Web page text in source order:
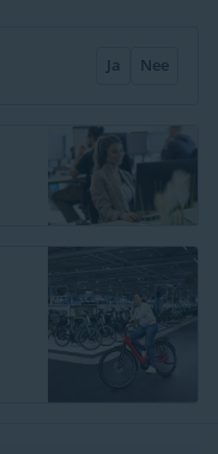
Ja Nee